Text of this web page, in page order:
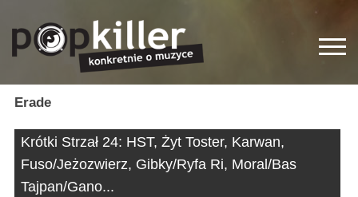
Erade
Krótki Strzał 24: HST, Żyt Toster, Karwan,
Fuso/Jeżozwierz, Gibky/Ryfa Ri, Moral/Bas
Tajpan/Gano...